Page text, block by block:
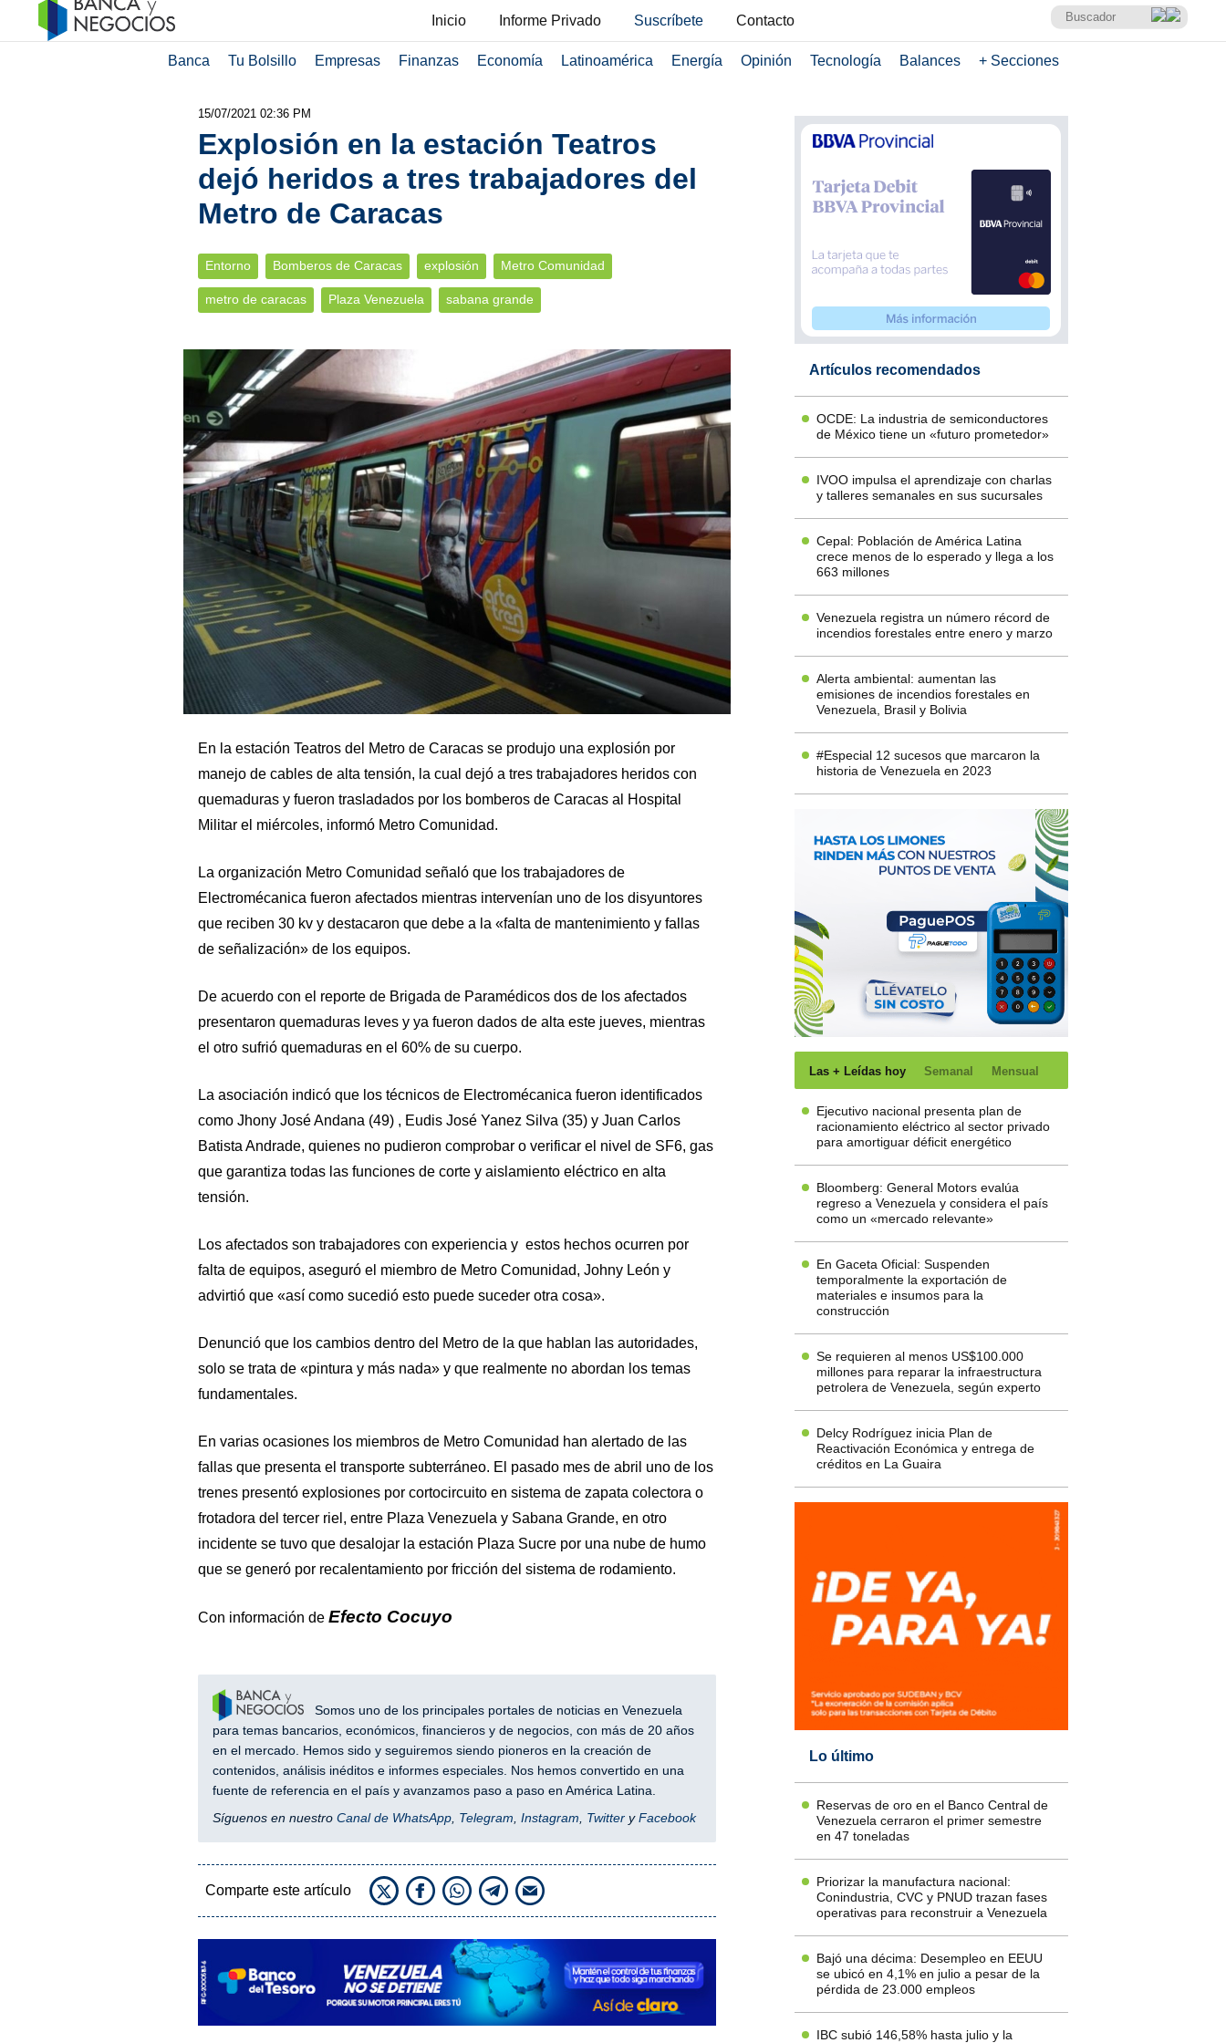
Inicio Informe Privado Suscríbete Contacto
Banca Tu Bolsillo Empresas Finanzas Economía Latinoamérica Energía Opinión Tecnología Balances + Secciones
15/07/2021 02:36 PM
Explosión en la estación Teatros
dejó heridos a tres trabajadores del
Metro de Caracas
Entorno Bomberos de Caracas explosión Metro Comunidad
metro de caracas Plaza Venezuela sabana grande
En la estación Teatros del Metro de Caracas se produjo una explosión por
manejo de cables de alta tensión, la cual dejó a tres trabajadores heridos con
quemaduras y fueron trasladados por los bomberos de Caracas al Hospital
Militar el miércoles, informó Metro Comunidad.
La organización Metro Comunidad señaló que los trabajadores de
Electromécanica fueron afectados mientras intervenían uno de los disyuntores
que reciben 30 kv y destacaron que debe a la «falta de mantenimiento y fallas
de señalización» de los equipos.
De acuerdo con el reporte de Brigada de Paramédicos dos de los afectados
presentaron quemaduras leves y ya fueron dados de alta este jueves, mientras
el otro sufrió quemaduras en el 60% de su cuerpo.
La asociación indicó que los técnicos de Electromécanica fueron identificados
como Jhony José Andana (49) , Eudis José Yanez Silva (35) y Juan Carlos
Batista Andrade, quienes no pudieron comprobar o verificar el nivel de SF6, gas
que garantiza todas las funciones de corte y aislamiento eléctrico en alta
tensión.
Los afectados son trabajadores con experiencia y estos hechos ocurren por
falta de equipos, aseguró el miembro de Metro Comunidad, Johny León y
advirtió que «así como sucedió esto puede suceder otra cosa».
Denunció que los cambios dentro del Metro de la que hablan las autoridades,
solo se trata de «pintura y más nada» y que realmente no abordan los temas
fundamentales.
En varias ocasiones los miembros de Metro Comunidad han alertado de las
fallas que presenta el transporte subterráneo. El pasado mes de abril uno de los
trenes presentó explosiones por cortocircuito en sistema de zapata colectora o
frotadora del tercer riel, entre Plaza Venezuela y Sabana Grande, en otro
incidente se tuvo que desalojar la estación Plaza Sucre por una nube de humo
que se generó por recalentamiento por fricción del sistema de rodamiento.
Con información de Efecto Cocuyo
Somos uno de los principales portales de noticias en Venezuela
para temas bancarios, económicos, financieros y de negocios, con más de 20 años
en el mercado. Hemos sido y seguiremos siendo pioneros en la creación de
contenidos, análisis inéditos e informes especiales. Nos hemos convertido en una
fuente de referencia en el país y avanzamos paso a paso en América Latina.
Síguenos en nuestro Canal de WhatsApp, Telegram, Instagram, TwitteryFacebook
Comparte este artículo
Artículos recomendados
OCDE: La industria de semiconductores
de México tiene un «futuro prometedor»
IVOO impulsa el aprendizaje con charlas
y talleres semanales en sus sucursales
Cepal: Población de América Latina
crece menos de lo esperado y llega a los
663 millones
Venezuela registra un número récord de
incendios forestales entre enero y marzo
Alerta ambiental: aumentan las
emisiones de incendios forestales en
Venezuela, Brasil y Bolivia
#Especial 12 sucesos que marcaron la
historia de Venezuela en 2023
Las + Leídas hoy Semanal Mensual
Ejecutivo nacional presenta plan de
racionamiento eléctrico al sector privado
para amortiguar déficit energético
Bloomberg: General Motors evalúa
regreso a Venezuela y considera el país
como un «mercado relevante»
En Gaceta Oficial: Suspenden
temporalmente la exportación de
materiales e insumos para la
construcción
Se requieren al menos US$100.000
millones para reparar la infraestructura
petrolera de Venezuela, según experto
Delcy Rodríguez inicia Plan de
Reactivación Económica y entrega de
créditos en La Guaira
Lo último
Reservas de oro en el Banco Central de
Venezuela cerraron el primer semestre
en 47 toneladas
Priorizar la manufactura nacional:
Conindustria, CVC y PNUD trazan fases
operativas para reconstruir a Venezuela
Bajó una décima: Desempleo en EEUU
se ubicó en 4,1% en julio a pesar de la
pérdida de 23.000 empleos
IBC subió 146,58% hasta julio y la